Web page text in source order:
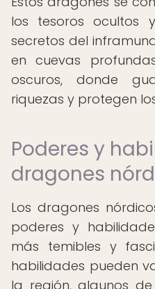
los tesoros ocultos
secretos del
en cuevas
oscuros, donde
riquezas y protegen
Poderes y
dragones
Los dragones
poderes y
más temibles y
habilidades pueden
la región, algunos